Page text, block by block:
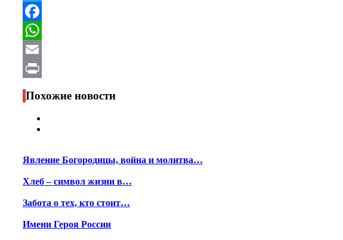
Telegram
Facebook
WhatsApp
Email
Print
Похожие новости
Явление Богородицы, война и молитва…
Хлеб – символ жизни в…
Забота о тех, кто стоит…
Имени Героя России